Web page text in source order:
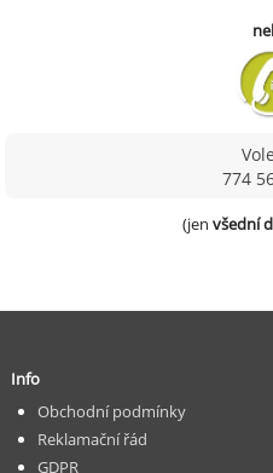
774
(jen všední
Info
Obchodní podmínky
Reklamační řád
GDPR